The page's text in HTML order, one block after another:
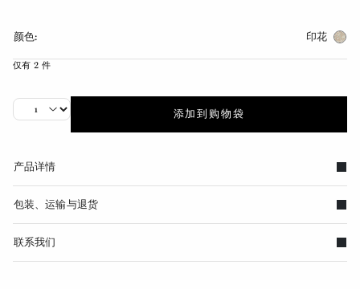
颜色: 印花
仅有 2 件
添加到购物袋
产品详情
包装、运输与退货
联系我们